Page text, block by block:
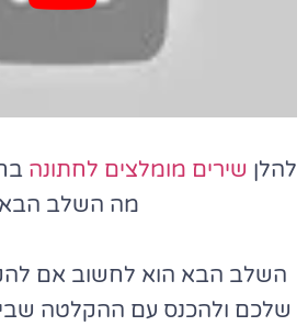
להלן שירים מומלצים לחתונה
מה השלב
השלב הבא הוא לחשוב אם
שלכם ולהכנס עם ההקלטה